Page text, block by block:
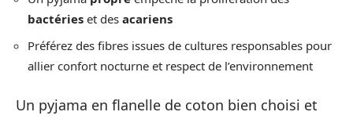
bactéries et des acariens
Préférez des fibres issues de cultures responsables pour
allier confort nocturne et respect de l’environnement
Un pyjama en flanelle de coton bien choisi et